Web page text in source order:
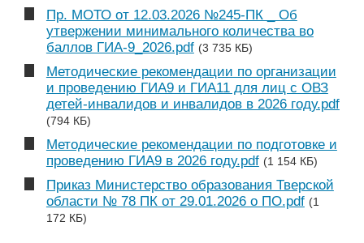
Пр. МОТО от 12.03.2026 №245-ПК _ Об
утвержении минимального количества во
баллов ГИА-9_2026.pdf (3 735 КБ)
Методические рекомендации по организации
и проведению ГИА9 и ГИА11 для лиц с ОВЗ
детей-инвалидов и инвалидов в 2026 году.pdf
(794 КБ)
Методические рекомендации по подготовке и
проведению ГИА9 в 2026 году.pdf (1 154 КБ)
Приказ Министерство образования Тверской
области № 78 ПК от 29.01.2026 о ПО.pdf (1
172 КБ)